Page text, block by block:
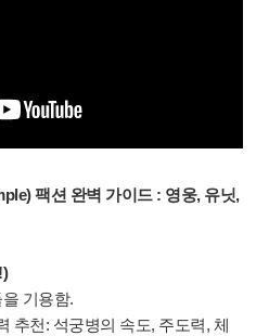
팩션 완벽 가이드 : 영웅, 유닛,
기용함.
추천: 석궁병의 속도, 주도력, 체